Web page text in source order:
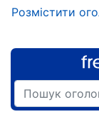
Розмістити